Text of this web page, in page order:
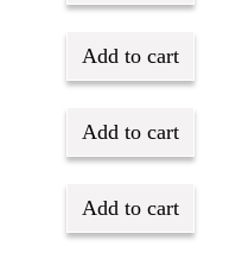
Add to cart
Add to cart
Add to cart